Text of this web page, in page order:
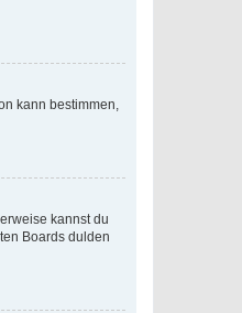
kann bestimmen,
kannst du
Boards dulden